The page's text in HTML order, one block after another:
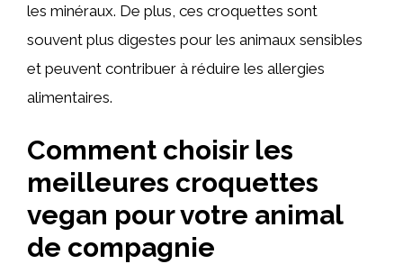
les minéraux. De plus, ces croquettes sont
souvent plus digestes pour les animaux sensibles
et peuvent contribuer à réduire les allergies
alimentaires.
Comment choisir les
meilleures croquettes
vegan pour votre animal
de compagnie